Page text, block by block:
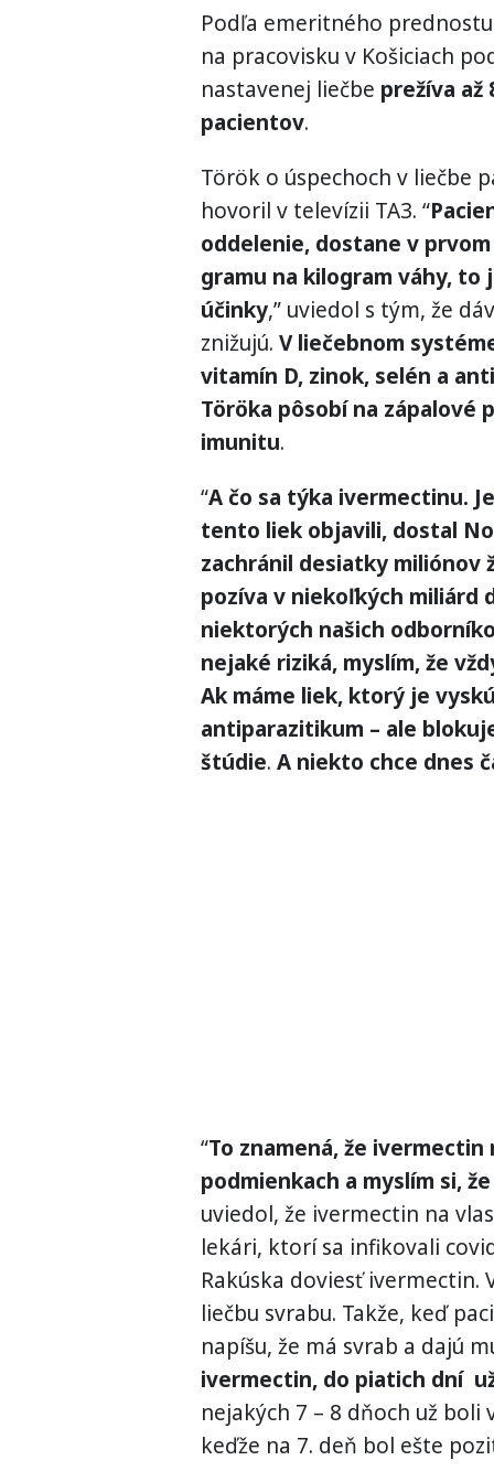
Podľa emeritného prednostu
na pracovisku v Košiciach
nastavenej liečbe prežíva až
pacientov.
Török o úspechoch v liečbe
hovoril v televízii TA3. “
oddelenie, dostane v
gramu na kilogram váhy, to
účinky,” uviedol s tým, že
znižujú. V liečebnom
vitamín D, zinok, selén a
Töröka pôsobí na zápalové
imunitu.
“A čo sa týka ivermectinu.
tento liek objavili, dostal
zachránil desiatky miliónov
pozíva v niekoľkých miliárd
niektorých našich
nejaké riziká, myslím, že
Ak máme liek, ktorý je
antiparazitikum – ale
štúdie. A niekto chce dnes
“To znamená, že
podmienkach a myslím si,
uviedol, že ivermectin na
lekári, ktorí sa infikovali
Rakúska doviesť ivermectin.
liečbu svrabu. Takže, keď
napíšu, že má svrab a dajú
ivermectin, do piatich dní
nejakých 7 – 8 dňoch už boli
keďže na 7. deň bol ešte